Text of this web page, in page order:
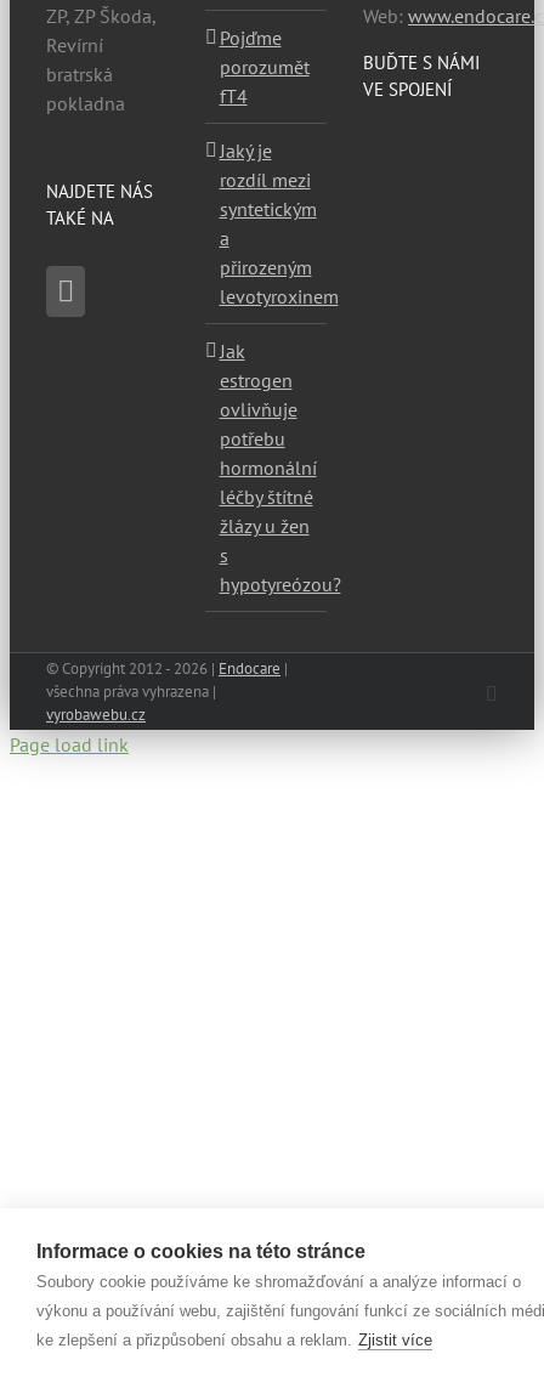
Informace o cookies na této stránce
Soubory cookie používáme ke shromažďování a analýze informací o
výkonu a používání webu, zajištění fungování funkcí ze sociálních
ke zlepšení a přizpůsobení obsahu a reklam. Zjistit více
ZP, ZP Škoda,
Revírní
bratrská
pokladna
NAJDETE NÁS
TAKÉ NA
Pojďme
porozumět
fT4
Jaký je
rozdíl mezi
syntetickým
a
přirozeným
levotyroxinem
Jak
estrogen
ovlivňuje
potřebu
hormonální
léčby štítné
žlázy u žen
s
hypotyreózou?
Web:
BUĎTE S NÁMI
VE SPOJENÍ
© Copyright 2012 - 2026 | Endocare |
všechna práva vyhrazena |
vyrobawebu.cz
Page load link